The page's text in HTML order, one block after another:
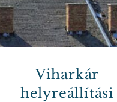
Viharkár
helyreállítási